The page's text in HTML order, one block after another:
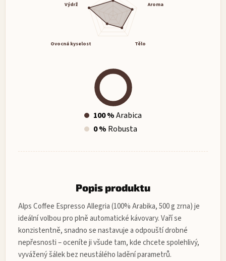
Popis produktu
Alps Coffee Espresso Allegria (100% Arabika, 500 g zrna) je
ideální volbou pro plně automatické kávovary. Vaří se
konzistentně, snadno se nastavuje a odpouští drobné
nepřesnosti – oceníte ji všude tam, kde chcete spolehlivý,
vyvážený šálek bez neustálého ladění parametrů.
Aroma
Tělo
Ovocná kyselost
Výdrž
100 %Arabica
0 % Robusta